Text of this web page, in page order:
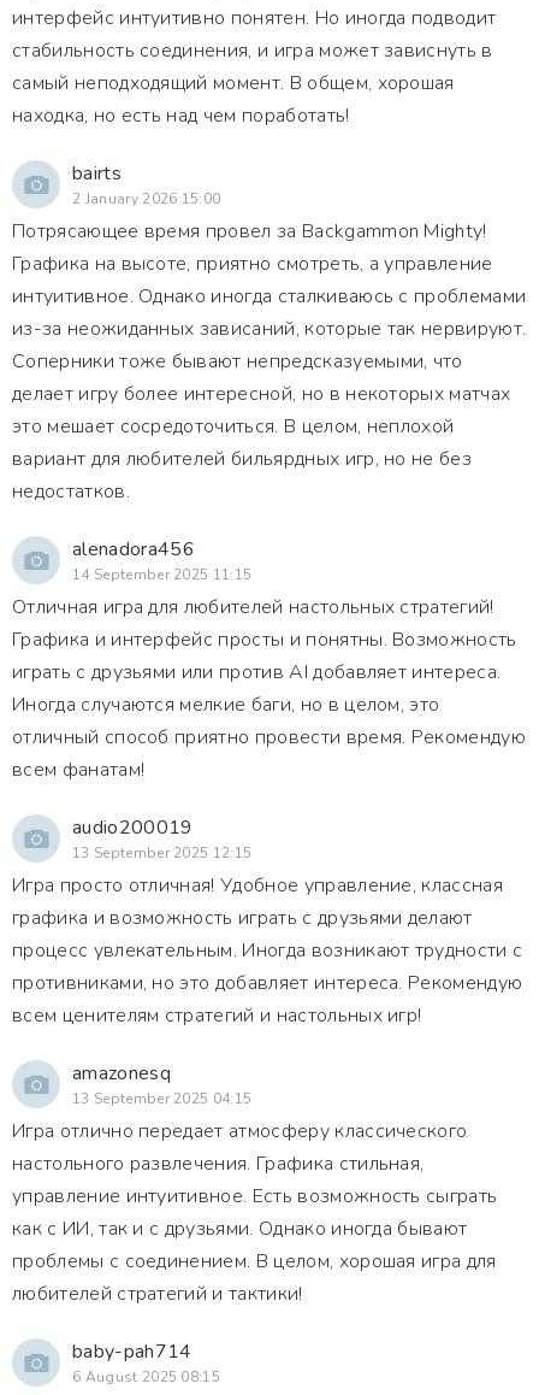
интерфейс интуитивно понятен. Но иногда подводит
стабильность соединения, и игра может зависнуть в
самый неподходящий момент. В общем, хорошая
находка, но есть над чем поработать!
bairts
2 January 2026 15:00
Потрясающее время провел за Backgammon Mighty!
Графика на высоте, приятно смотреть, а управление
интуитивное. Однако иногда сталкиваюсь с проблемами
из-за неожиданных зависаний, которые так нервируют.
Соперники тоже бывают непредсказуемыми, что
делает игру более интересной, но в некоторых матчах
это мешает сосредоточиться. В целом, неплохой
вариант для любителей бильярдных игр, но не без
недостатков.
alenadora456
14 September 2025 11:15
Отличная игра для любителей настольных стратегий!
Графика и интерфейс просты и понятны. Возможность
играть с друзьями или против AI добавляет интереса.
Иногда случаются мелкие баги, но в целом, это
отличный способ приятно провести время. Рекомендую
всем фанатам!
audio200019
13 September 2025 12:15
Игра просто отличная! Удобное управление, классная
графика и возможность играть с друзьями делают
процесс увлекательным. Иногда возникают трудности с
противниками, но это добавляет интереса. Рекомендую
всем ценителям стратегий и настольных игр!
amazonesq
13 September 2025 04:15
Игра отлично передает атмосферу классического
настольного развлечения. Графика стильная,
управление интуитивное. Есть возможность сыграть
как с ИИ, так и с друзьями. Однако иногда бывают
проблемы с соединением. В целом, хорошая игра для
любителей стратегий и тактики!
baby-pah714
6 August 2025 08:15